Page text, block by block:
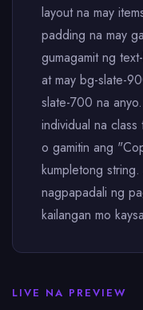
layout na may
padding na may
gumagamit ng
at may bg-slate-
slate-700 na
individual na
o gamitin ang
kumpletong
nagpapadali ng
kailangan mo
LIVE NA PREVIEW